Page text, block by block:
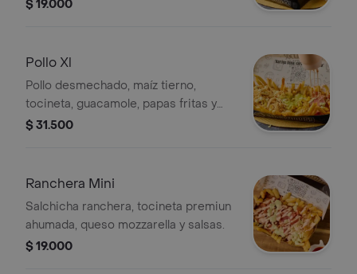
$ 19.000
Pollo Xl
Pollo desmechado, maíz tierno,
tocineta, guacamole, papas fritas y
salsas.
$ 31.500
Ranchera Mini
Salchicha ranchera, tocineta premiun
ahumada, queso mozzarella y salsas.
$ 19.000